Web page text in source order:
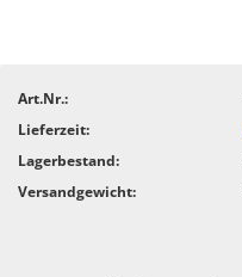
Art.Nr.:
Lieferzeit:
Lagerbestand:
Versandgewicht: